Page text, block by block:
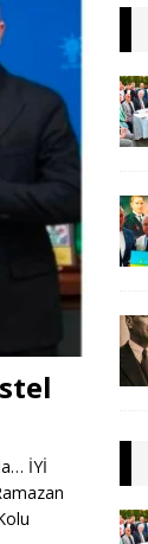
İYİ